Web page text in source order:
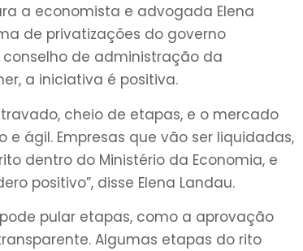
a economista e advogada Elena
de privatizações do governo
conselho de administração da
a iniciativa é positiva.
cheio de etapas, e o mercado
ágil. Empresas que vão ser liquidadas,
dentro do Ministério da Economia, e
positivo”, disse Elena Landau.
pular etapas, como a aprovação
Algumas etapas do rito